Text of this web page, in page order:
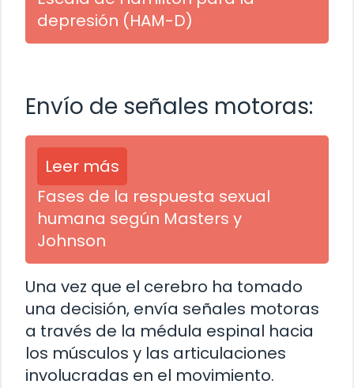
depresión (HAM-D)
Envío de señales motoras:
Leer más
Fases de la respuesta sexual
humana según Masters y
Johnson
Una vez que el cerebro ha tomado
una decisión, envía señales motoras
a través de la médula espinal hacia
los músculos y las articulaciones
involucradas en el movimiento.